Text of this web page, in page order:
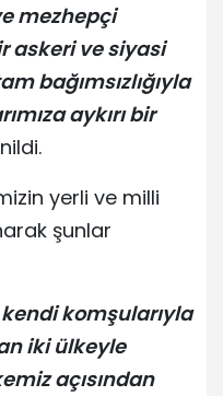
mezhepçi
askeri ve siyasi
bağımsızlığıyla
aykırı bir
yerli ve milli
şunlar
komşularıyla
iki ülkeyle
açısından